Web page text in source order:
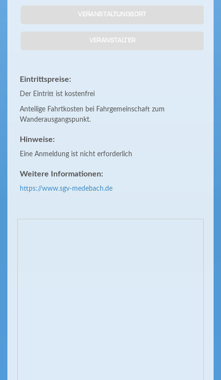
VERANSTALTUNGSORT
VERANSTALTER
Eintrittspreise:
Der Eintritt ist kostenfrei
Anteilige Fahrtkosten bei Fahrgemeinschaft zum
Wanderausgangspunkt.
Hinweise:
Eine Anmeldung ist nicht erforderlich
Weitere Informationen:
https://www.sgv-medebach.de